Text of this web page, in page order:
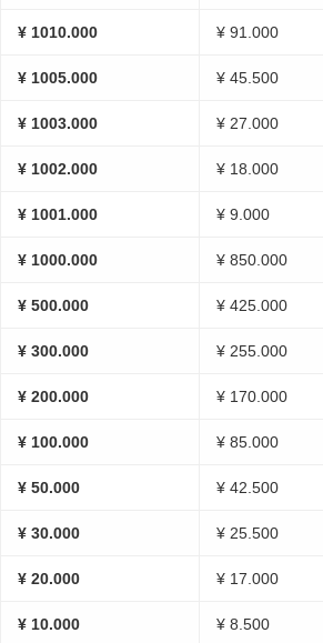
¥ 1010.000 ¥ 91.000
¥ 1005.000 ¥ 45.500
¥ 1003.000 ¥ 27.000
¥ 1002.000 ¥ 18.000
¥ 1001.000 ¥ 9.000
¥ 1000.000 ¥ 850.000
¥ 500.000 ¥ 425.000
¥ 300.000 ¥ 255.000
¥ 200.000 ¥ 170.000
¥ 100.000 ¥ 85.000
¥ 50.000 ¥ 42.500
¥ 30.000 ¥ 25.500
¥ 20.000 ¥ 17.000
¥ 10.000 ¥ 8.500